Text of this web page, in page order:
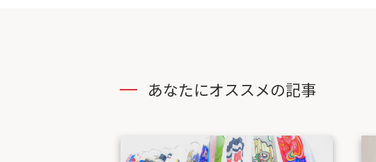
あなたにオススメの記事